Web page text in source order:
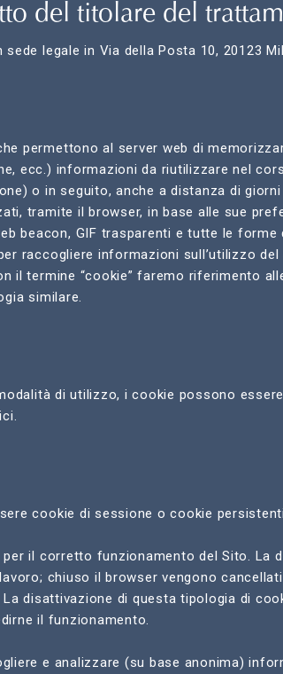
del titolare del
legale in Via della Posta 10, 20123
permettono al server web di
ecc.) informazioni da riutilizzare nel
o in seguito, anche a distanza di
tramite il browser, in base alle sue
beacon, GIF trasparenti e tutte le forme
raccogliere informazioni sull’utilizzo del
il termine “cookie” faremo riferimento
similare.
di utilizzo, i cookie possono
cookie di sessione o cookie
il corretto funzionamento del Sito. La
chiuso il browser vengono
disattivazione di questa tipologia di
il funzionamento.
e analizzare (su base anonima)